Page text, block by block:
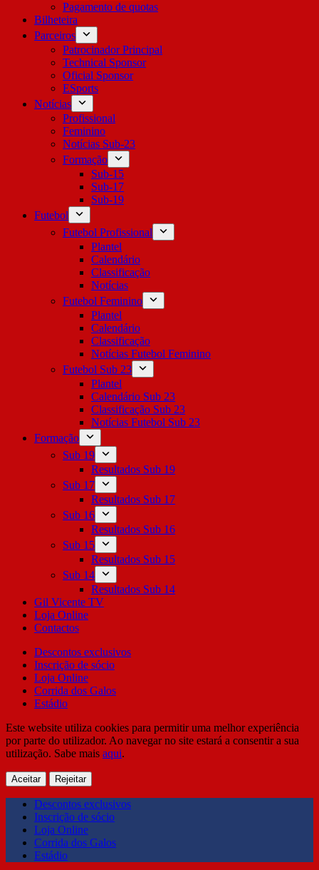
Pagamento de quotas
Bilheteira
Parceiros
Patrocinador Principal
Technical Sponsor
Oficial Sponsor
ESports
Notícias
Profissional
Feminino
Notícias Sub-23
Formação
Sub-15
Sub-17
Sub-19
Futebol
Futebol Profissional
Plantel
Calendário
Classificação
Notícias
Futebol Feminino
Plantel
Calendário
Classificação
Notícias Futebol Feminino
Futebol Sub 23
Plantel
Calendário Sub 23
Classificação Sub 23
Notícias Futebol Sub 23
Formação
Sub 19
Resultados Sub 19
Sub 17
Resultados Sub 17
Sub 16
Resultados Sub 16
Sub 15
Resultados Sub 15
Sub 14
Resultados Sub 14
Gil Vicente TV
Loja Online
Contactos
Descontos exclusivos
Inscrição de sócio
Loja Online
Corrida dos Galos
Estádio
Este website utiliza cookies para permitir uma melhor experiência
por parte do utilizador. Ao navegar no site estará a consentir a sua
utilização. Sabe mais aqui.
Aceitar Rejeitar
Descontos exclusivos
Inscrição de sócio
Loja Online
Corrida dos Galos
Estádio